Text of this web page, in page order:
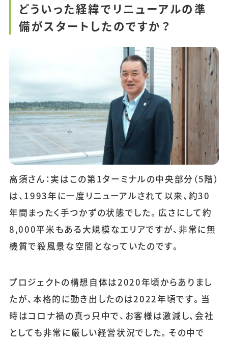
どういった経緯でリニューアルの準
備がスタートしたのですか？
高須さん：実はこの第1ターミナルの中央部分（5階）
は、1993年に一度リニューアルされて以来、約30
年間まったく手つかずの状態でした。広さにして約
8,000平米もある大規模なエリアですが、非常に無
機質で殺風景な空間となっていたのです。
プロジェクトの構想自体は2020年頃からありまし
たが、本格的に動き出したのは2022年頃です。当
時はコロナ禍の真っ只中で、お客様は激減し、会社
としても非常に厳しい経営状況でした。その中で